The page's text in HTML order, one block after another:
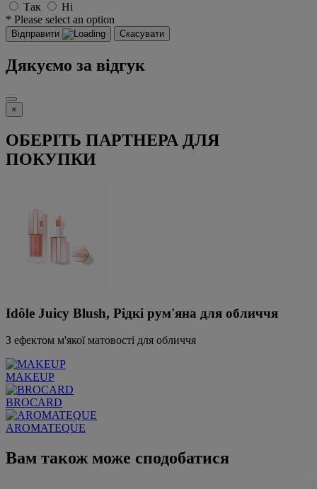
Так
Ні
* Please select an option
Відправити Скасувати
Дякуємо за відгук
×
ОБЕРІТЬ ПАРТНЕРА ДЛЯ
ПОКУПКИ
Idôle Juicy Blush, Рідкі рум'яна для обличчя
З ефектом м'якої матовості для обличчя
MAKEUP
BROCARD
AROMATEQUE
Вам також може сподобатися